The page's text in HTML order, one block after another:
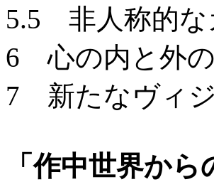
5.5 非人称的な
6 心の内と外
7 新たなヴィ
「作中世界か